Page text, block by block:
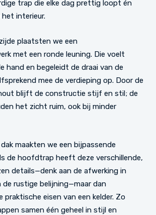
trap die elke dag prettig loopt én
interieur.
plaatsten we een
met een ronde leuning. Die voelt
hand en begeleidt de draai van de
mee de verdieping op. Door de
blijft de constructie stijf en stil; de
het zicht ruim, ook bij minder
maakten we een bijpassende
de hoofdtrap heeft deze verschillende,
details—denk aan de afwerking in
rustige belijning—maar dan
eisen van een kelder. Zo
samen één geheel in stijl en